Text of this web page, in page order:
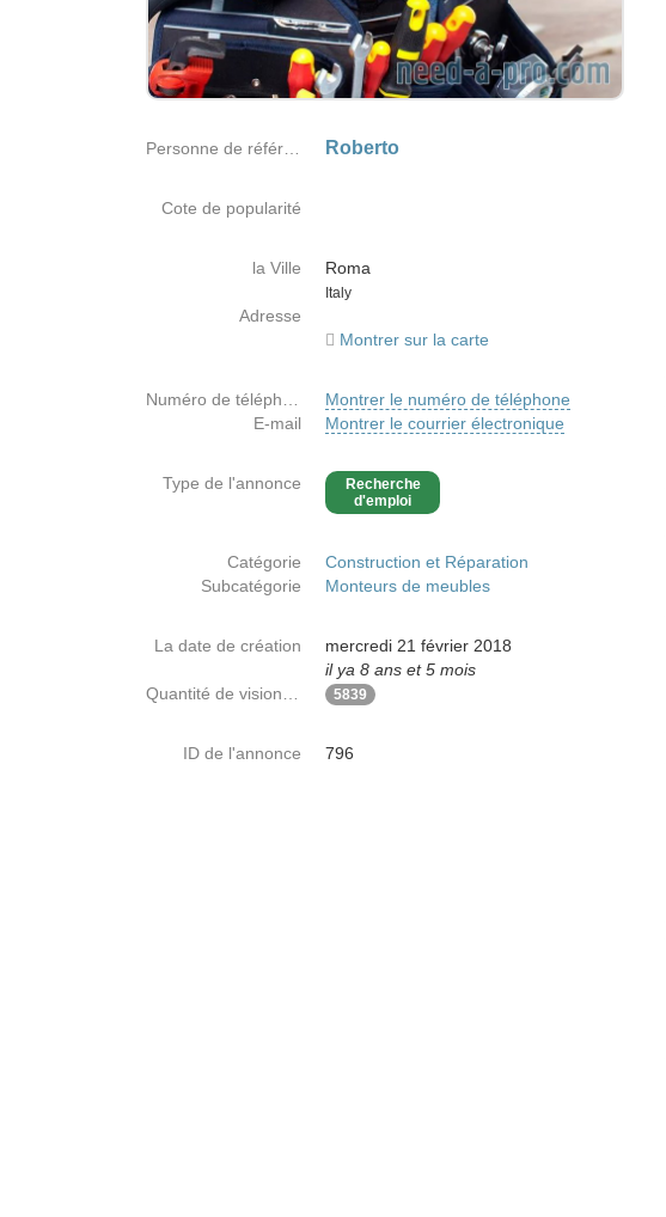
Roberto
Cote de popularité
la Ville
Roma
Country
Italy
Adresse
Montrer sur la carte
Montrer le numéro de téléphone
E-mail
Montrer le courrier électronique
Type de l'annonce
Recherche
d'emploi
Catégorie
Construction et Réparation
Subcatégorie
Monteurs de meubles
La date de création
mercredi 21 février 2018
il ya 8 ans et 5 mois
5839
ID de l'annonce 796